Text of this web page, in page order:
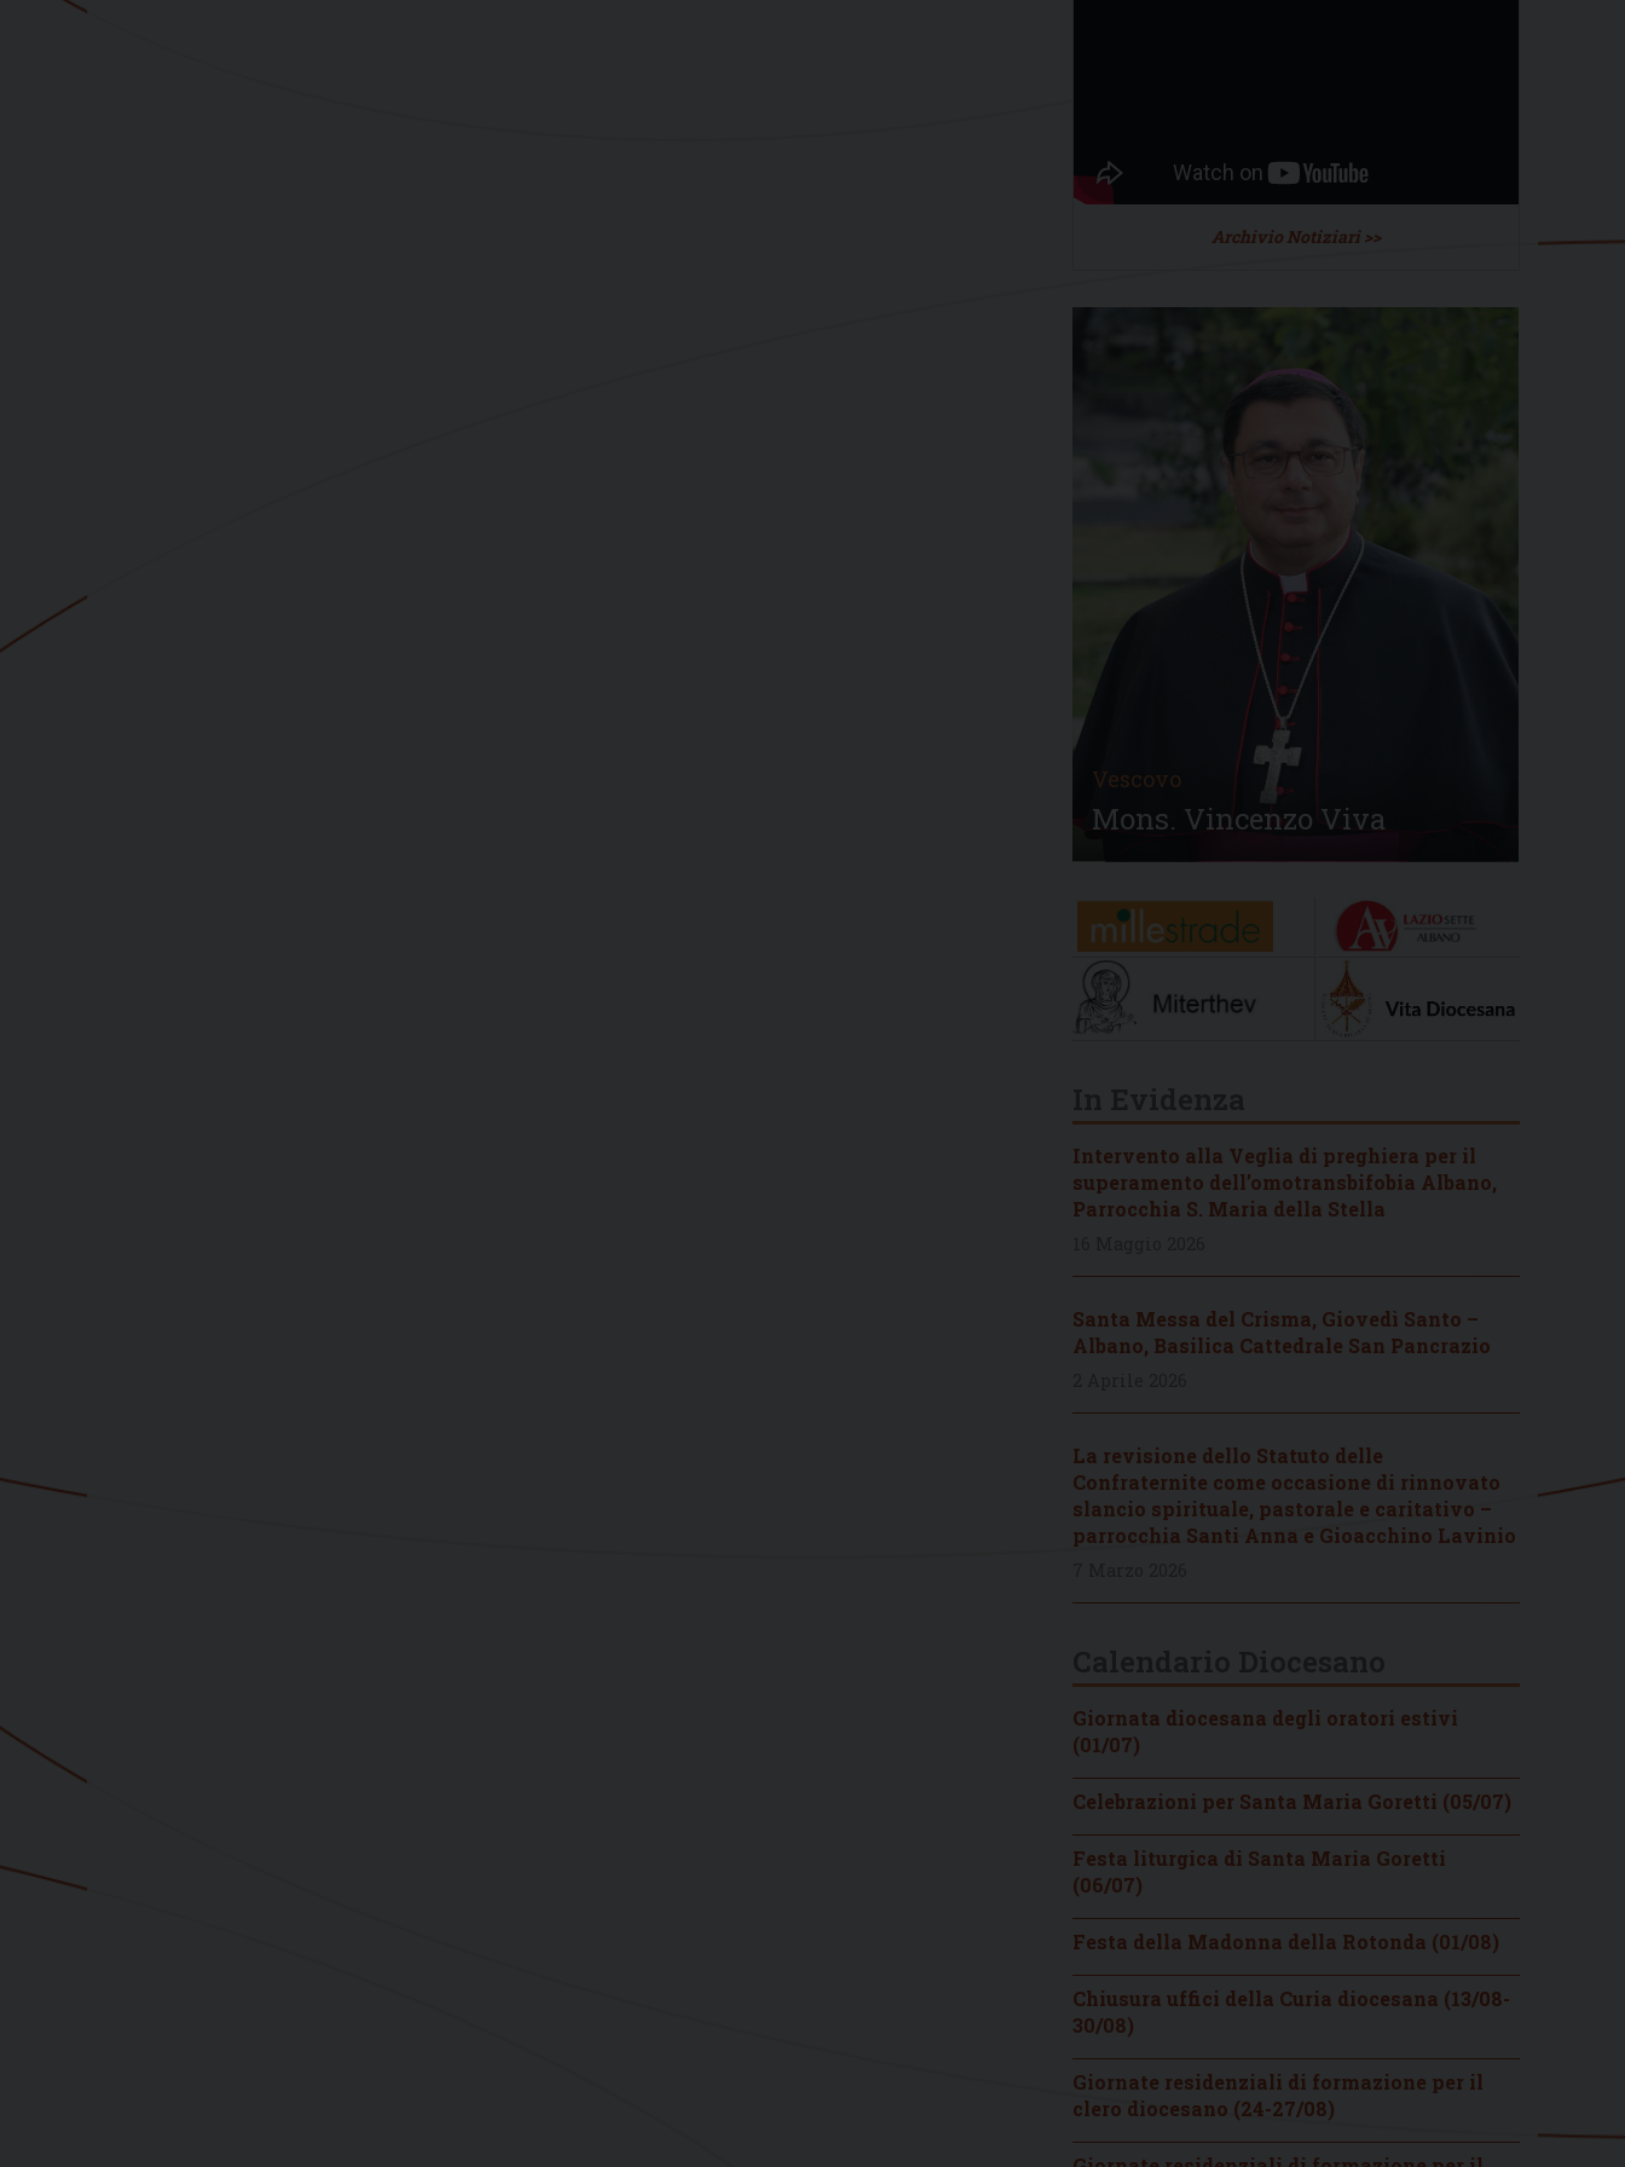
Archivio Notiziari >>
Vescovo
Mons. Vincenzo Viva
Intervento alla Veglia di preghiera per il
superamento dell’omotransbifobia Albano,
Parrocchia S. Maria della Stella
Santa Messa del Crisma, Giovedì Santo –
Albano, Basilica Cattedrale San Pancrazio
La revisione dello Statuto delle
Confraternite come occasione di rinnovato
slancio spirituale, pastorale e caritativo –
parrocchia Santi Anna e Gioacchino Lavinio
Giornata diocesana degli oratori estivi
(01/07)
Celebrazioni per Santa Maria Goretti (05/07)
Festa liturgica di Santa Maria Goretti
(06/07)
Festa della Madonna della Rotonda (01/08)
Chiusura uffici della Curia diocesana (13/08-
30/08)
Giornate residenziali di formazione per il
clero diocesano (24-27/08)